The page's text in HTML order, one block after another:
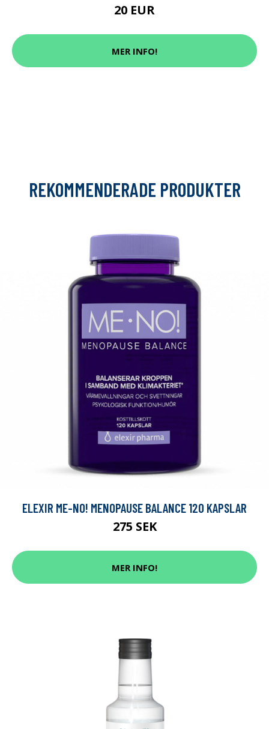
20 EUR
MER INFO!
REKOMMENDERADE PRODUKTER
ELEXIR ME-NO! MENOPAUSE BALANCE 120 KAPSLAR
275 SEK
MER INFO!